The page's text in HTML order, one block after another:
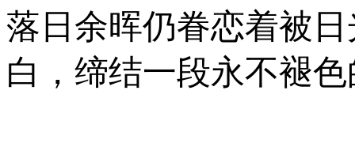
落日余晖仍眷恋着被
白，缔结一段永不褪